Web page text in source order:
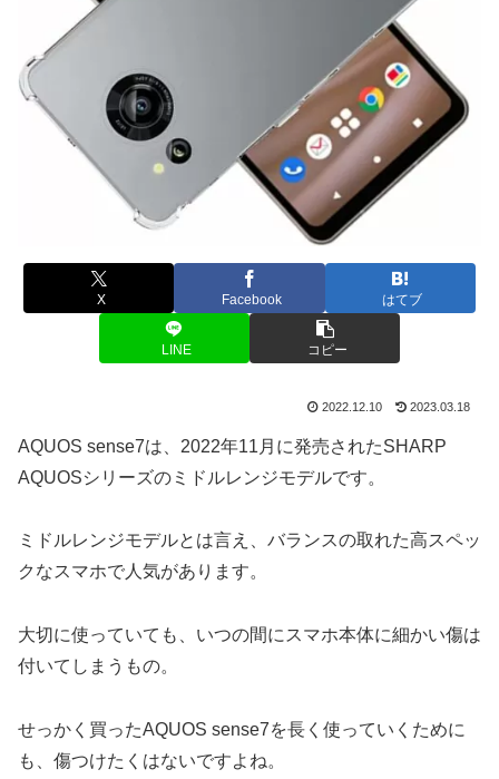
X Facebook はてブ
LINE コピー
2022.12.10 2023.03.18
AQUOS sense7は、2022年11月に発売されたSHARP
AQUOSシリーズのミドルレンジモデルです。
ミドルレンジモデルとは言え、バランスの取れた高スペッ
クなスマホで人気があります。
大切に使っていても、いつの間にスマホ本体に細かい傷は
付いてしまうもの。
せっかく買ったAQUOS sense7を長く使っていくために
も、傷つけたくはないですよね。